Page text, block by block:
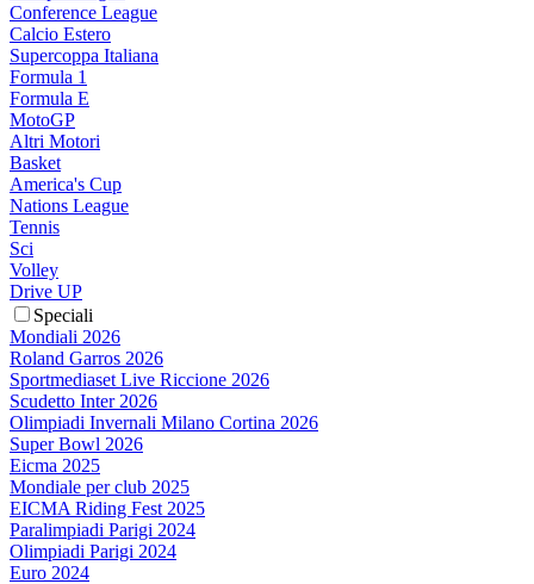
Conference League
Calcio Estero
Supercoppa Italiana
Formula 1
Formula E
MotoGP
Altri Motori
Basket
America's Cup
Nations League
Tennis
Sci
Volley
Drive UP
Speciali
Mondiali 2026
Roland Garros 2026
Sportmediaset Live Riccione 2026
Scudetto Inter 2026
Olimpiadi Invernali Milano Cortina 2026
Super Bowl 2026
Eicma 2025
Mondiale per club 2025
EICMA Riding Fest 2025
Paralimpiadi Parigi 2024
Olimpiadi Parigi 2024
Euro 2024